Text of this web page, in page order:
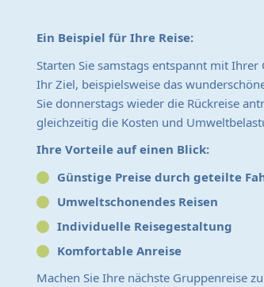
Ein Beispiel für Ihre Reise:
Starten Sie samstags entspannt mit
Ihr Ziel, beispielsweise das
Sie donnerstags wieder die Rückreise
gleichzeitig die Kosten und
Ihre Vorteile auf einen Blick:
Günstige Preise durch geteilte
Umweltschonendes Reisen
Individuelle Reisegestaltung
Komfortable Anreise
Machen Sie Ihre nächste Gruppenreise